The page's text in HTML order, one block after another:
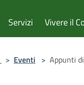
Servizi Vivere il
> Eventi > Appunti